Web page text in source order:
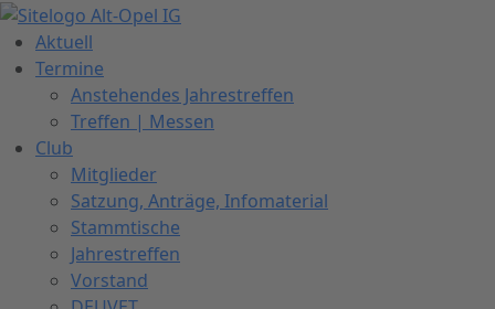
Zum
Inhalt
springen
Aktuell
Termine
Anstehendes Jahrestreffen
Treffen | Messen
Club
Mitglieder
Satzung, Anträge, Infomaterial
Stammtische
Jahrestreffen
Vorstand